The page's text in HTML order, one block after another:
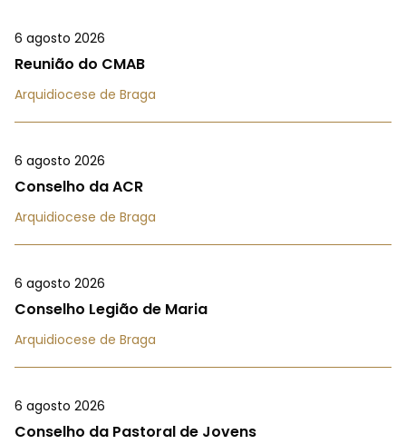
6 agosto 2026
Reunião do CMAB
Arquidiocese de Braga
6 agosto 2026
Conselho da ACR
Arquidiocese de Braga
6 agosto 2026
Conselho Legião de Maria
Arquidiocese de Braga
6 agosto 2026
Conselho da Pastoral de Jovens